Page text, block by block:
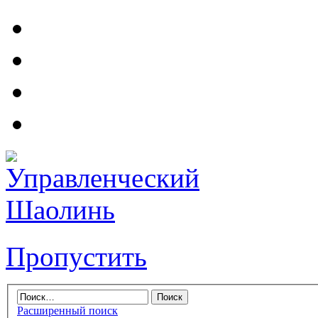
Пропустить
Расширенный поиск